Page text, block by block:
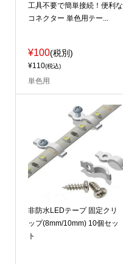
工具不要で簡単接続！便利な
コネクター 単色用テー...
¥100(税別)
¥110(税込)
単色用
非防水LEDテープ 固定クリ
ップ(8mm/10mm) 10個セッ
ト